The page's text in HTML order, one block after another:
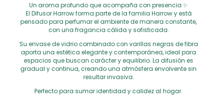
Un aroma profundo que acompaña con presencia ✨
El Difusor Harrow forma parte de la familia Harrow y está
pensado para perfumar el ambiente de manera constante,
con una fragancia cálida y sofisticada.
Su envase de vidrio combinado con varillas negras de fibra
aporta una estética elegante y contemporánea, ideal para
espacios que buscan carácter y equilibrio. La difusión es
gradual y continua, creando una atmósfera envolvente sin
resultar invasiva.
Perfecto para sumar identidad y calidez al hogar.